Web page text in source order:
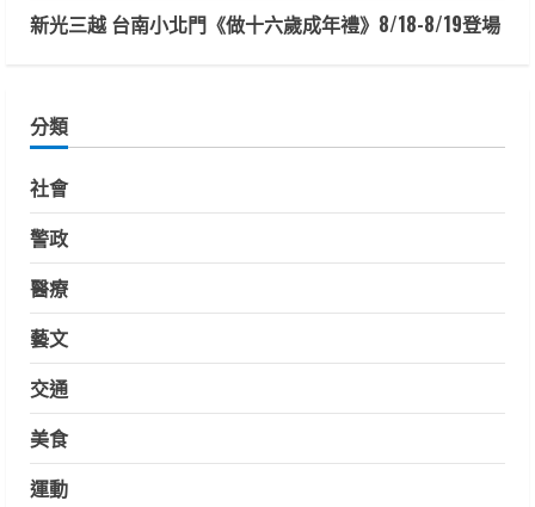
新光三越 台南小北門《做十六歲成年禮》8/18-8/19登場
分類
社會
警政
醫療
藝文
交通
美食
運動